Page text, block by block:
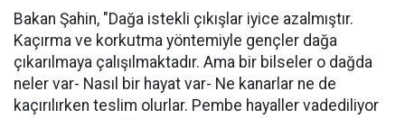
Bakan Şahin, "Dağa istekli çıkışlar iyice azalmıştır.
Kaçırma ve korkutma yöntemiyle gençler dağa
çıkarılmaya çalışılmaktadır. Ama bir bilseler o dağda
neler var- Nasıl bir hayat var- Ne kanarlar ne de
kaçırılırken teslim olurlar. Pembe hayaller vadediliyor